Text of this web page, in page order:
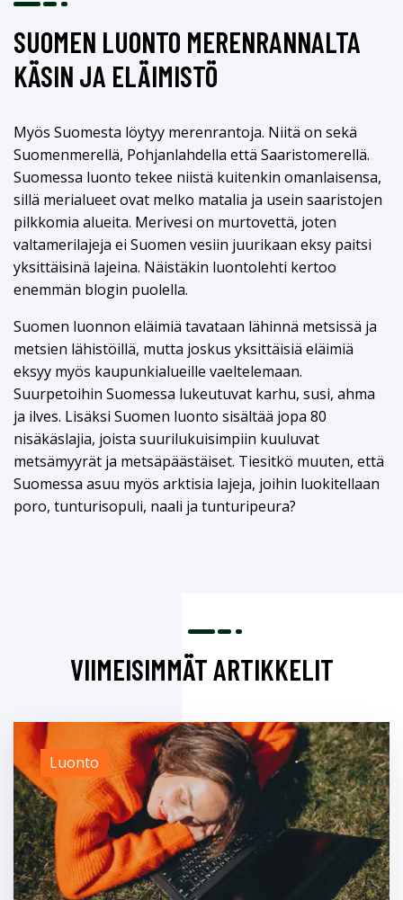
SUOMEN LUONTO MERENRANNALTA
KÄSIN JA ELÄIMISTÖ
Myös Suomesta löytyy merenrantoja. Niitä on sekä
Suomenmerellä, Pohjanlahdella että Saaristomerellä.
Suomessa luonto tekee niistä kuitenkin omanlaisensa,
sillä merialueet ovat melko matalia ja usein saaristojen
pilkkomia alueita. Merivesi on murtovettä, joten
valtamerilajeja ei Suomen vesiin juurikaan eksy paitsi
yksittäisinä lajeina. Näistäkin luontolehti kertoo
enemmän blogin puolella.
Suomen luonnon eläimiä tavataan lähinnä metsissä ja
metsien lähistöillä, mutta joskus yksittäisiä eläimiä
eksyy myös kaupunkialueille vaeltelemaan.
Suurpetoihin Suomessa lukeutuvat karhu, susi, ahma
ja ilves. Lisäksi Suomen luonto sisältää jopa 80
nisäkäslajia, joista suurilukuisimpiin kuuluvat
metsämyyrät ja metsäpäästäiset. Tiesitkö muuten, että
Suomessa asuu myös arktisia lajeja, joihin luokitellaan
poro, tunturisopuli, naali ja tunturipeura?
VIIMEISIMMÄT ARTIKKELIT
Luonto